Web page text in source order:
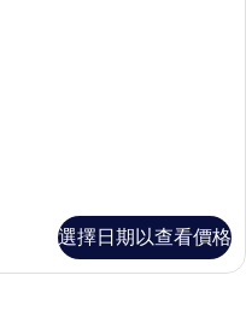
選擇日期以查看價格